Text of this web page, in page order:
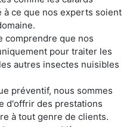
à ce que nos experts soient
comprendre que nos
pour traiter les
autres insectes nuisibles
préventif, nous sommes
d'offrir des prestations
à tout genre de clients.